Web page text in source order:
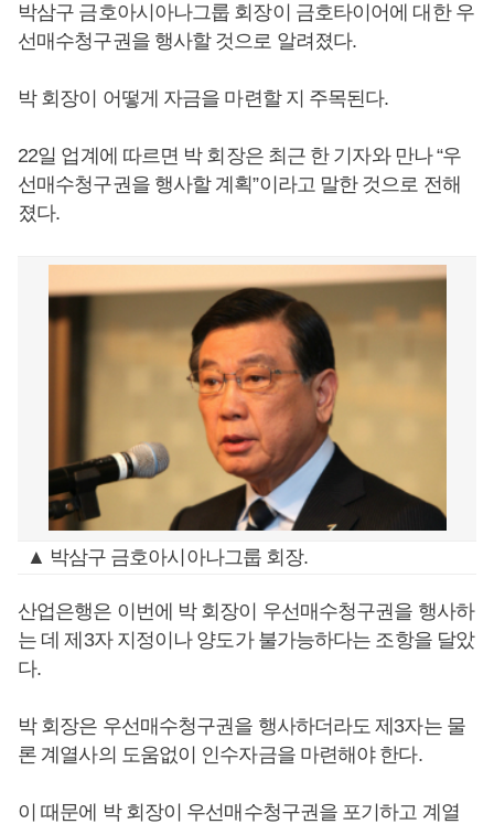
박삼구 금호아시아나그룹 회장이 금호타이어에 대한 우
선매수청구권을 행사할 것으로 알려졌다.
박 회장이 어떻게 자금을 마련할 지 주목된다.
22일 업계에 따르면 박 회장은 최근 한 기자와 만나 “우
선매수청구권을 행사할 계획”이라고 말한 것으로 전해
졌다.
▲ 박삼구 금호아시아나그룹 회장.
산업은행은 이번에 박 회장이 우선매수청구권을 행사하
는 데 제3자 지정이나 양도가 불가능하다는 조항을 달았
다.
박 회장은 우선매수청구권을 행사하더라도 제3자는 물
론 계열사의 도움없이 인수자금을 마련해야 한다.
이 때문에 박 회장이 우선매수청구권을 포기하고 계열